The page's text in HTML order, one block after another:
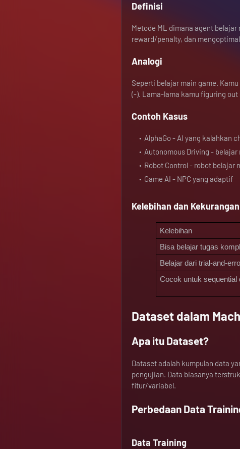
Definisi
Metode ML dimana agent
reward/penalty, dan
Analogi
Seperti belajar main game.
(-). Lama-lama kamu figuring
Contoh Kasus
AlphaGo - AI yang kalahkan
Autonomous Driving -
Robot Control - robot belajar
Game AI - NPC yang adaptif
Kelebihan dan Kekurangan
Kelebihan
Bisa belajar tugas
Belajar dari trial-and-
Cocok untuk sequential
Dataset dalam
Apa itu Dataset?
Dataset adalah kumpulan data
pengujian. Data biasanya
fitur/variabel.
Perbedaan Data
Data Training